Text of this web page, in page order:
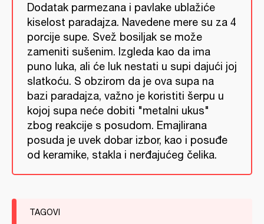
Dodatak parmezana i pavlake ublažiće
kiselost paradajza. Navedene mere su za 4
porcije supe. Svež bosiljak se može
zameniti sušenim. Izgleda kao da ima
puno luka, ali će luk nestati u supi dajući joj
slatkoću. S obzirom da je ova supa na
bazi paradajza, važno je koristiti šerpu u
kojoj supa neće dobiti "metalni ukus"
zbog reakcije s posudom. Emajlirana
posuda je uvek dobar izbor, kao i posuđe
od keramike, stakla i nerđajućeg čelika.
TAGOVI